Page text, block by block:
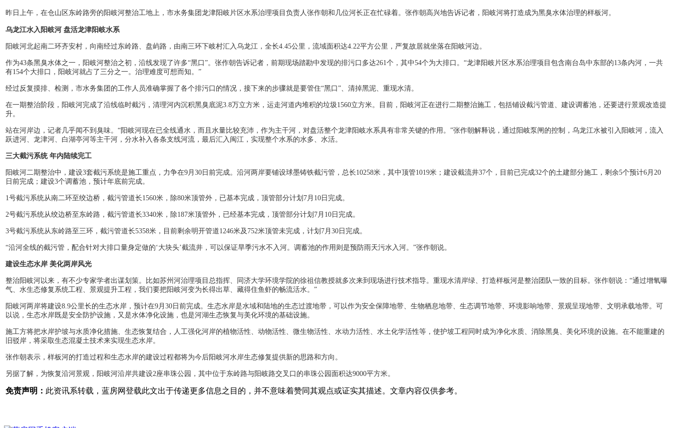
昨日上午，在仓山区东岭路旁的阳岐河整治工地上，市水务集团龙津阳岐片区水系治理项目负责人张作朝和几位河长正在忙碌着。张作朝高兴地告诉记者，阳岐河将打造成为黑臭水体治理的样板河。
乌龙江水入阳岐河 盘活龙津阳岐水系
阳岐河北起南二环齐安村，向南经过东岭路、盘屿路，由南三环下岐村汇入乌龙江，全长4.45公里，流域面积达4.22平方公里，严复故居就坐落在阳岐河边。
作为43条黑臭水体之一，阳岐河整治之初，沿线发现了许多“黑口”。张作朝告诉记者，前期现场踏勘中发现的排污口多达261个，其中54个为大排口。“龙津阳岐片区水系治理项目包含南台岛中东部的13条内河，一共
有154个大排口，阳岐河就占了三分之一。治理难度可想而知。”
经过反复摸排、检测，市水务集团的工作人员准确掌握了各个排污口的情况，接下来的步骤就是要管住“黑口”、清掉黑泥、重现水清。
在一期整治阶段，阳岐河完成了沿线临时截污，清理河内沉积黑臭底泥3.8万立方米，运走河道内堆积的垃圾1560立方米。目前，阳岐河正在进行二期整治施工，包括铺设截污管道、建设调蓄池，还要进行景观改造提
升。
站在河岸边，记者几乎闻不到臭味。“阳岐河现在已全线通水，而且水量比较充沛，作为主干河，对盘活整个龙津阳岐水系具有非常关键的作用。”张作朝解释说，通过阳岐泵闸的控制，乌龙江水被引入阳岐河，流入
跃进河、龙津河、白湖亭河等主干河，分水补入各条支线河流，最后汇入闽江，实现整个水系的水多、水活。
三大截污系统 年内陆续完工
阳岐河二期整治中，建设3套截污系统是施工重点，力争在9月30日前完成。沿河两岸要铺设球墨铸铁截污管，总长10258米，其中顶管1019米；建设截流井37个，目前已完成32个的土建部分施工，剩余5个预计6月20
日前完成；建设3个调蓄池，预计年底前完成。
1号截污系统从南二环至绞边桥，截污管道长1560米，除80米顶管外，已基本完成，顶管部分计划7月10日完成。
2号截污系统从绞边桥至东岭路，截污管道长3340米，除187米顶管外，已经基本完成，顶管部分计划7月10日完成。
3号截污系统从东岭路至三环，截污管道长5358米，目前剩余明开管道1246米及752米顶管未完成，计划7月30日完成。
“沿河全线的截污管，配合针对大排口量身定做的‘大块头’截流井，可以保证旱季污水不入河。调蓄池的作用则是预防雨天污水入河。”张作朝说。
建设生态水岸 美化两岸风光
整治阳岐河以来，有不少专家学者出谋划策。比如苏州河治理项目总指挥、同济大学环境学院的徐祖信教授就多次来到现场进行技术指导。重现水清岸绿、打造样板河是整治团队一致的目标。张作朝说：“通过增氧曝
气、水生态修复系统工程、景观提升工程，我们要把阳岐河变为长得出草、藏得住鱼虾的畅流活水。”
阳岐河两岸将建设8.9公里长的生态水岸，预计在9月30日前完成。生态水岸是水域和陆地的生态过渡地带，可以作为安全保障地带、生物栖息地带、生态调节地带、环境影响地带、景观呈现地带、文明承载地带。可
以说，生态水岸既是安全防护设施，又是水体净化设施，也是河湖生态恢复与美化环境的基础设施。
施工方将把水岸护坡与水质净化措施、生态恢复结合，人工强化河岸的植物活性、动物活性、微生物活性、水动力活性、水土化学活性等，使护坡工程同时成为净化水质、消除黑臭、美化环境的设施。在不能重建的
旧驳岸，将采取生态混凝土技术来实现生态水岸。
张作朝表示，样板河的打造过程和生态水岸的建设过程都将为今后阳岐河水岸生态修复提供新的思路和方向。
另据了解，为恢复沿河景观，阳岐河沿岸共建设2座串珠公园，其中位于东岭路与阳岐路交叉口的串珠公园面积达9000平方米。
免责声明： 此资讯系转载，蓝房网登载此文出于传递更多信息之目的，并不意味着赞同其观点或证实其描述。文章内容仅供参考。